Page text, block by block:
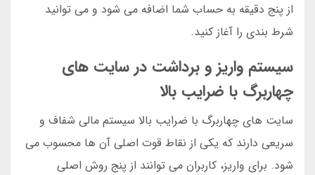
از پنج دقیقه به حساب شما اضافه می شود و می توانید
شرط بندی را آغاز کنید.
سیستم واریز و برداشت در سایت های
چهاربرگ با ضرایب بالا
سایت های چهاربرگ با ضرایب بالا سیستم مالی شفاف و
سریعی دارند که یکی از نقاط قوت اصلی آن ها محسوب می
شود. برای واریز، کاربران می توانند از پنج روش اصلی